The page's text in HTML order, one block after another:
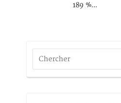
189 %…